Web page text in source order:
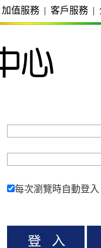
加值服務 | 客戶服務 |
每次瀏覽時自動登入